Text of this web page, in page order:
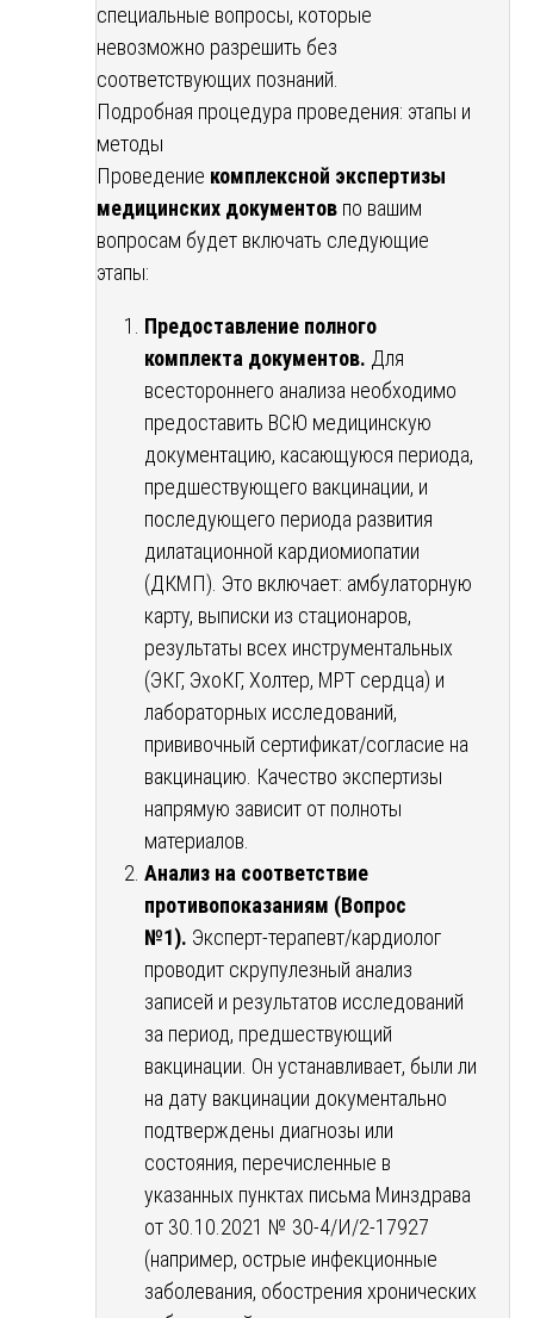
специальные вопросы, которые
невозможно разрешить без
соответствующих познаний.
Подробная процедура проведения: этапы и
методы
Проведение комплексной экспертизы
медицинских документов по вашим
вопросам будет включать следующие
этапы:
Предоставление полного
комплекта документов. Для
всестороннего анализа необходимо
предоставить ВСЮ медицинскую
документацию, касающуюся периода,
предшествующего вакцинации, и
последующего периода развития
дилатационной кардиомиопатии
(ДКМП). Это включает: амбулаторную
карту, выписки из стационаров,
результаты всех инструментальных
(ЭКГ, ЭхоКГ, Холтер, МРТ сердца) и
лабораторных исследований,
прививочный сертификат/согласие на
вакцинацию. Качество экспертизы
напрямую зависит от полноты
материалов.
Анализ на соответствие
противопоказаниям (Вопрос
№1). Эксперт-терапевт/кардиолог
проводит скрупулезный анализ
записей и результатов исследований
за период, предшествующий
вакцинации. Он устанавливает, были ли
на дату вакцинации документально
подтверждены диагнозы или
состояния, перечисленные в
указанных пунктах письма Минздрава
от 30.10.2021 № 30-4/И/2-17927
(например, острые инфекционные
заболевания, обострения хронических